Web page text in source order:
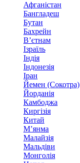
Афганістан
Бангладеш
Бутан
Бахрейн
В’єтнам
Ізраїль
Індія
Індонезія
Іран
Йемен (Сокотра)
Йорданія
Камбоджа
Киргізія
Китай
М’янма
Малайзія
Мальдіви
Монголія